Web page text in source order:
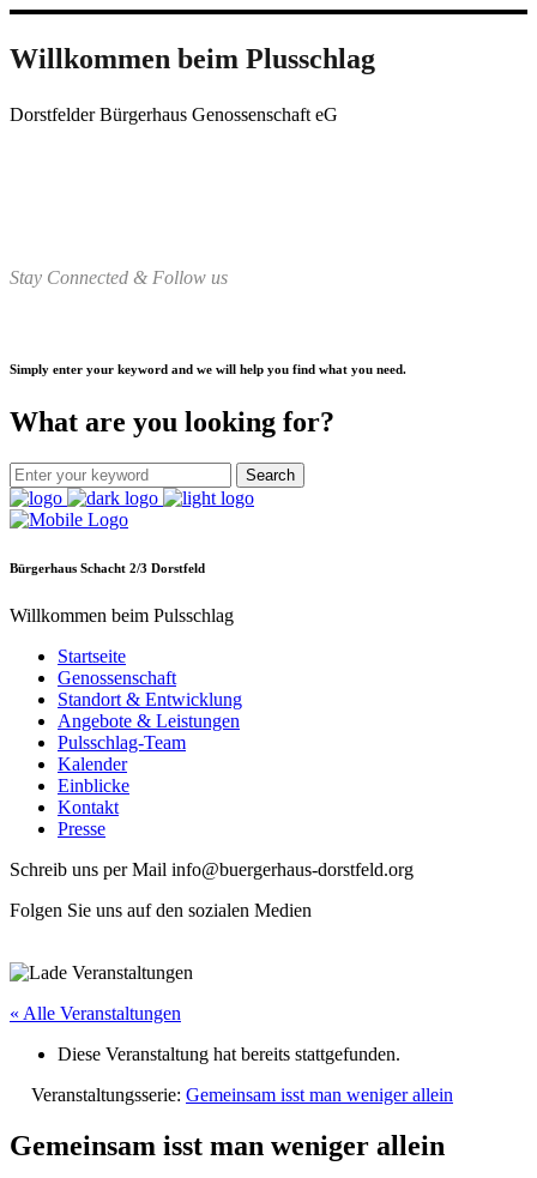
Willkommen beim Plusschlag
Dorstfelder Bürgerhaus Genossenschaft eG
Stay Connected & Follow us
Simply enter your keyword and we will help you find what you need.
What are you looking for?
Bürgerhaus Schacht 2/3 Dorstfeld
Willkommen beim Pulsschlag
Startseite
Genossenschaft
Standort & Entwicklung
Angebote & Leistungen
Pulsschlag-Team
Kalender
Einblicke
Kontakt
Presse
Schreib uns per Mail info@buergerhaus-dorstfeld.org
Folgen Sie uns auf den sozialen Medien
« Alle Veranstaltungen
Diese Veranstaltung hat bereits stattgefunden.
Veranstaltungsserie: Gemeinsam isst man weniger allein
Gemeinsam isst man weniger allein